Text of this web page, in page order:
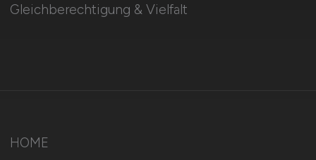
Gleichberechtigung & Vielfalt
HOME